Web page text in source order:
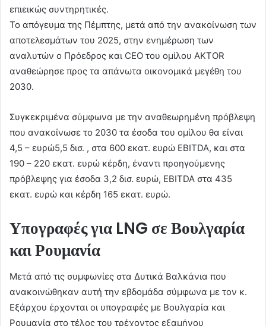
επιεικώς συντηρητικές.
Το απόγευμα της Πέμπτης, μετά από την ανακοίνωση των
αποτελεσμάτων του 2025, στην ενημέρωση των
αναλυτών ο Πρόεδρος και CEO του ομίλου AKTOR
αναθεώρησε προς τα απάνωτα οικονομικά μεγέθη του
2030.
Συγκεκριμένα σύμφωνα με την αναθεωρημένη πρόβλεψη
που ανακοίνωσε το 2030 τα έσοδα του ομίλου θα είναι
4,5 – ευρώ5,5 δισ. , στα 600 εκατ. ευρώ EBITDA, και στα
190 – 220 εκατ. ευρώ κέρδη, έναντι προηγούμενης
πρόβλεψης για έσοδα 3,2 δισ. ευρώ, EBITDA στα 435
εκατ. ευρώ και κέρδη 165 εκατ. ευρώ.
Υπογραφές για LNG σε Βουλγαρία
και Ρουμανία
Μετά από τις συμφωνίες στα Δυτικά Βαλκάνια που
ανακοινώθηκαν αυτή την εβδομάδα σύμφωνα με τον κ.
Εξάρχου έρχονται οι υπογραφές με Βουλγαρία και
Ρουμανία στο τέλος του τρέχοντος εξαμήνου